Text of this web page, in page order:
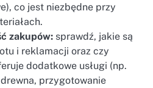
co jest niezbędne przy
zakupów: sprawdź, jakie są
i reklamacji oraz czy
dodatkowe usługi (np.
przygotowanie